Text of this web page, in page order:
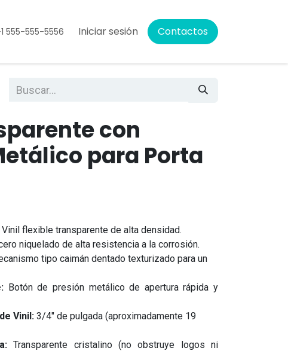
555-555-5556 Iniciar sesión Contactos
con
para Porta
Vinil flexible transparente de alta densidad.
niquelado de alta resistencia a la corrosión.
tipo caimán dentado texturizado para un
Botón de presión metálico de apertura rápida y
Vinil: 3/4" de pulgada (aproximadamente 19
Transparente cristalino (no obstruye logos ni